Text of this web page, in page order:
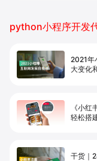
python小程序开发
2021年
大变化
《小
轻松搭
干货｜